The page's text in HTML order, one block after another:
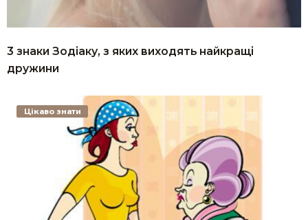
3 знаки Зодіаку, з яких виходять найкращі
дружини
Цікаво знати